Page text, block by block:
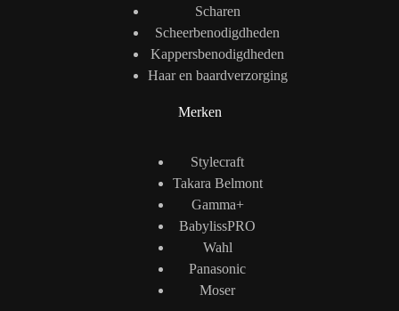
Scharen
Scheerbenodigdheden
Kappersbenodigdheden
Haar en baardverzorging
Merken
Stylecraft
Takara Belmont
Gamma+
BabylissPRO
Wahl
Panasonic
Moser